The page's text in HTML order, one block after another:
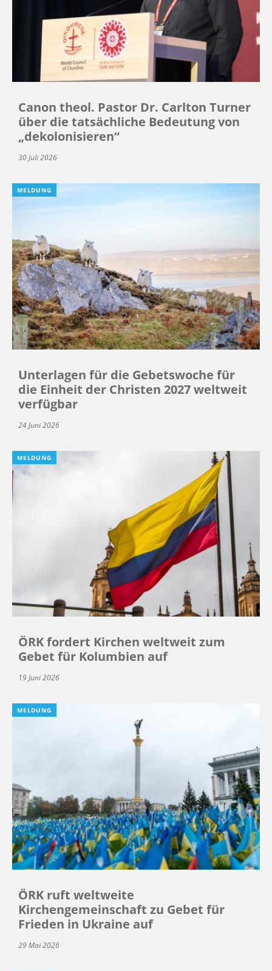
Canon theol. Pastor Dr. Carlton Turner
über die tatsächliche Bedeutung von
„dekolonisieren“
30 Juli 2026
MELDUNG
Unterlagen für die Gebetswoche für
die Einheit der Christen 2027 weltweit
verfügbar
24 Juni 2026
MELDUNG
ÖRK fordert Kirchen weltweit zum
Gebet für Kolumbien auf
19 Juni 2026
MELDUNG
ÖRK ruft weltweite
Kirchengemeinschaft zu Gebet für
Frieden in Ukraine auf
29 Mai 2026